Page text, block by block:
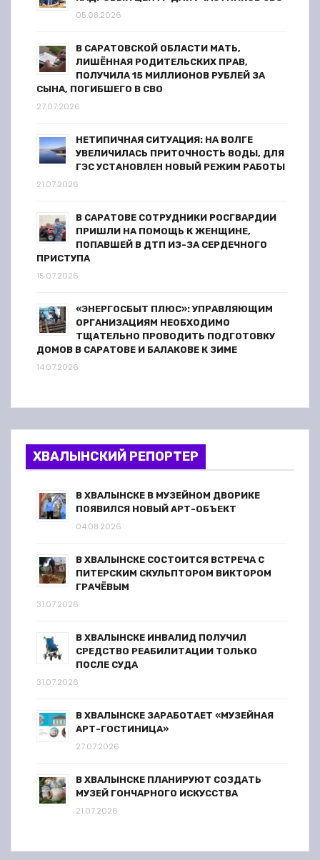
05.08.2026
В САРАТОВСКОЙ ОБЛАСТИ МАТЬ,
ЛИШЁННАЯ РОДИТЕЛЬСКИХ ПРАВ,
ПОЛУЧИЛА 15 МИЛЛИОНОВ РУБЛЕЙ ЗА
СЫНА, ПОГИБШЕГО В СВО
27.07.2026
НЕТИПИЧНАЯ СИТУАЦИЯ: НА ВОЛГЕ
УВЕЛИЧИЛАСЬ ПРИТОЧНОСТЬ ВОДЫ, ДЛЯ
ГЭС УСТАНОВЛЕН НОВЫЙ РЕЖИМ РАБОТЫ
21.07.2026
В САРАТОВЕ СОТРУДНИКИ РОСГВАРДИИ
ПРИШЛИ НА ПОМОЩЬ К ЖЕНЩИНЕ,
ПОПАВШЕЙ В ДТП ИЗ-ЗА СЕРДЕЧНОГО
ПРИСТУПА
15.07.2026
«ЭНЕРГОСБЫТ ПЛЮС»: УПРАВЛЯЮЩИМ
ОРГАНИЗАЦИЯМ НЕОБХОДИМО
ТЩАТЕЛЬНО ПРОВОДИТЬ ПОДГОТОВКУ
ДОМОВ В САРАТОВЕ И БАЛАКОВЕ К ЗИМЕ
14.07.2026
ХВАЛЫНСКИЙ РЕПОРТЕР
В ХВАЛЫНСКЕ В МУЗЕЙНОМ ДВОРИКЕ
ПОЯВИЛСЯ НОВЫЙ АРТ-ОБЪЕКТ
04.08.2026
В ХВАЛЫНСКЕ СОСТОИТСЯ ВСТРЕЧА С
ПИТЕРСКИМ СКУЛЬПТОРОМ ВИКТОРОМ
ГРАЧЁВЫМ
31.07.2026
В ХВАЛЫНСКЕ ИНВАЛИД ПОЛУЧИЛ
СРЕДСТВО РЕАБИЛИТАЦИИ ТОЛЬКО
ПОСЛЕ СУДА
31.07.2026
В ХВАЛЫНСКЕ ЗАРАБОТАЕТ «МУЗЕЙНАЯ
АРТ-ГОСТИНИЦА»
27.07.2026
В ХВАЛЫНСКЕ ПЛАНИРУЮТ СОЗДАТЬ
МУЗЕЙ ГОНЧАРНОГО ИСКУССТВА
21.07.2026